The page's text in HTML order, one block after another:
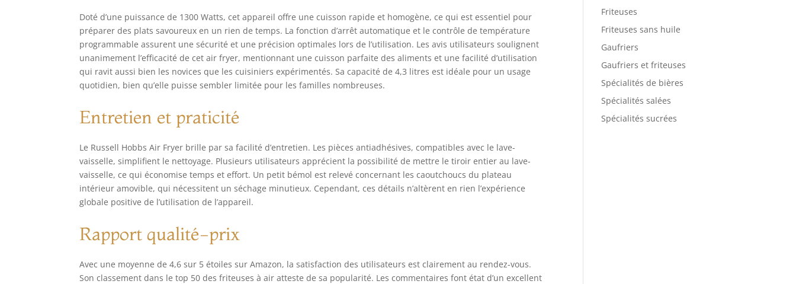
Doté d’une puissance de 1300 Watts, cet appareil offre une cuisson rapide et homogène, ce qui est essentiel pour
préparer des plats savoureux en un rien de temps. La fonction d’arrêt automatique et le contrôle de température
programmable assurent une sécurité et une précision optimales lors de l’utilisation. Les avis utilisateurs soulignent
unanimement l’efficacité de cet air fryer, mentionnant une cuisson parfaite des aliments et une facilité d’utilisation
qui ravit aussi bien les novices que les cuisiniers expérimentés. Sa capacité de 4,3 litres est idéale pour un usage
quotidien, bien qu’elle puisse sembler limitée pour les familles nombreuses.
Entretien et praticité
Le Russell Hobbs Air Fryer brille par sa facilité d’entretien. Les pièces antiadhésives, compatibles avec le lave-
vaisselle, simplifient le nettoyage. Plusieurs utilisateurs apprécient la possibilité de mettre le tiroir entier au lave-
vaisselle, ce qui économise temps et effort. Un petit bémol est relevé concernant les caoutchoucs du plateau
intérieur amovible, qui nécessitent un séchage minutieux. Cependant, ces détails n’altèrent en rien l’expérience
globale positive de l’utilisation de l’appareil.
Rapport qualité-prix
Avec une moyenne de 4,6 sur 5 étoiles sur Amazon, la satisfaction des utilisateurs est clairement au rendez-vous.
Son classement dans le top 50 des friteuses à air atteste de sa popularité. Les commentaires font état d’un excellent
Friteuses
Friteuses sans huile
Gaufriers
Gaufriers et friteuses
Spécialités de bières
Spécialités salées
Spécialités sucrées